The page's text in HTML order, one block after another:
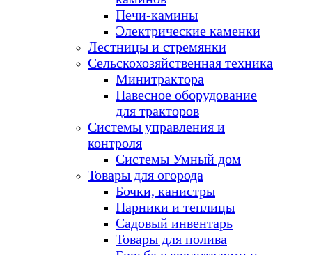
Печи-камины
Электрические каменки
Лестницы и стремянки
Сельскохозяйственная техника
Минитрактора
Навесное оборудование
для тракторов
Системы управления и
контроля
Системы Умный дом
Товары для огорода
Бочки, канистры
Парники и теплицы
Садовый инвентарь
Товары для полива